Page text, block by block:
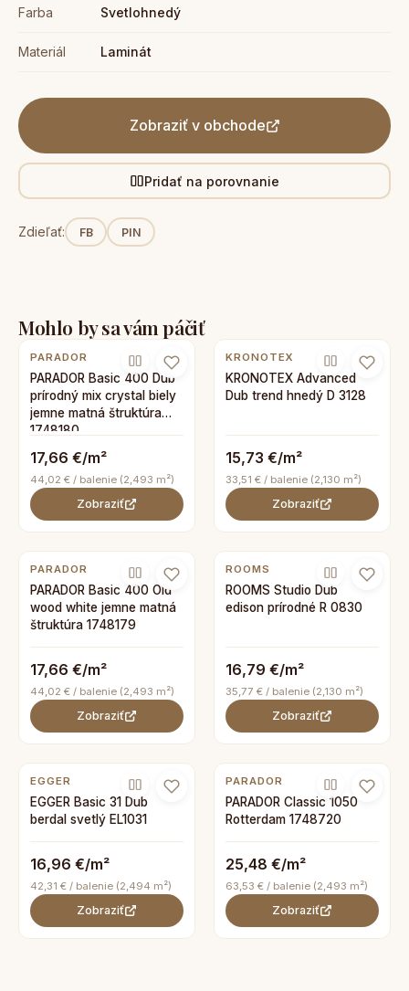
Farba Svetlohnedý
Materiál Laminát
Zobraziť v obchode
Pridať na porovnanie
Zdieľať: FB PIN
Mohlo by sa vám páčiť
PARADOR
PARADOR Basic 400 Dub
prírodný mix crystal biely
jemne matná štruktúra
1748180
17,66 €/m²
44,02 € / balenie (2,493 m²)
Zobraziť
KRONOTEX
KRONOTEX Advanced
Dub trend hnedý D 3128
15,73 €/m²
33,51 € / balenie (2,130 m²)
Zobraziť
PARADOR
PARADOR Basic 400 Old
wood white jemne matná
štruktúra 1748179
17,66 €/m²
44,02 € / balenie (2,493 m²)
Zobraziť
ROOMS
ROOMS Studio Dub
edison prírodné R 0830
16,79 €/m²
35,77 € / balenie (2,130 m²)
Zobraziť
EGGER
EGGER Basic 31 Dub
berdal svetlý EL1031
16,96 €/m²
42,31 € / balenie (2,494 m²)
Zobraziť
PARADOR
PARADOR Classic 1050
Rotterdam 1748720
25,48 €/m²
63,53 € / balenie (2,493 m²)
Zobraziť